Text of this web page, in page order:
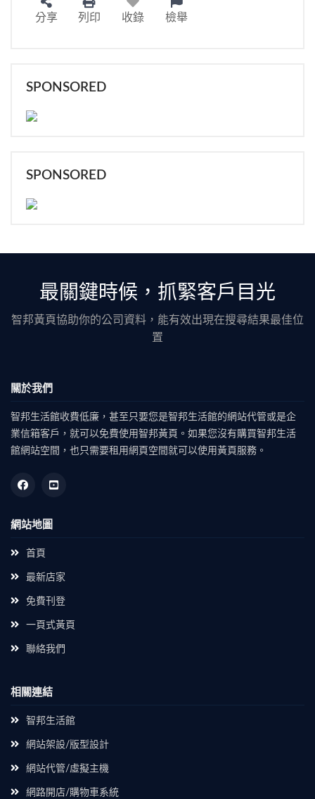
分享 列印 收錄 檢舉
SPONSORED
SPONSORED
最關鍵時候，抓緊客戶目光
智邦黃頁協助你的公司資料，能有效出現在搜尋結果最佳位
置
關於我們
智邦生活館收費低廉，甚至只要您是智邦生活館的網站代管或是企
業信箱客戶，就可以免費使用智邦黃頁。如果您沒有購買智邦生活
館網站空間，也只需要租用網頁空間就可以使用黃頁服務。
網站地圖
首頁
最新店家
免費刊登
一頁式黃頁
聯絡我們
相關連結
智邦生活館
網站架設/版型設計
網站代管/虛擬主機
網路開店/購物車系統